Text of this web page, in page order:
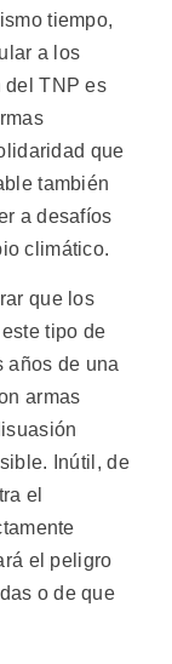
tiempo,
a los
del TNP es
que
también
a desafíos
climático.
que los
tipo de
años de una
armas
Inútil, de
el
el peligro
o de que